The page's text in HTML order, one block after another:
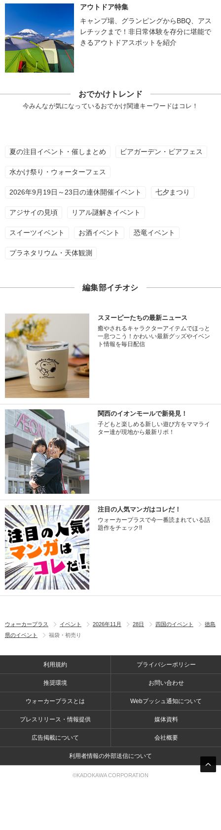
アウトドア特集
キャンプ場、グランピングからBBQ、アス
レチックまで！非日常体験を存分に堪能で
きるアウトドアスポットを紹介
おでかけトレンド
今みんなが気になっているおでかけ関連キーワードはコレ！
夏の注目イベント・催しまとめ ビアガーデン・ビアフェス
水かけ祭り・ウォーターフェス
2026年9月19日～23日の連休開催イベント 七夕まつり
アジサイの見頃 リアル謎解きイベント
スイーツイベント お酒イベント 恐竜イベント
プラネタリウム・天体観測
編集部イチオシ
スヌーピーたちの最新ニュース
癒やされるキャラクターアイテムでほっと
一息つこう！かわいい最新グッズやイベン
ト情報を毎日配信
関西のイオンモールで新発見！
子どもと楽しめる新しい遊び方をママライ
ター達が現地から最新リポ！
注目の人気マンガはコレだ！
ウォーカープラスで今一番読まれている話
題作をチェック!!
ウォーカープラス イベント 2026年11月 28日 四国のイベント
徳島
県のイベント
福袋・初売り
利用規約 プライバシーポリシー
推奨環境 お問い合わせ
ウォーカープラスとは Webプッシュ通知について
プレスリリース・情報提供 媒体資料
広告掲載について 会社概要
利用者情報の外部送信について
©KADOKAWA CORPORATION